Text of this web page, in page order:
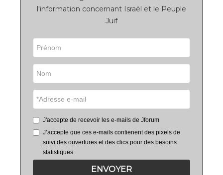
l'information concernant Israël et le Peuple
Juif
J'accepte de recevoir les e-mails de Jforum
J’accepte que ces e-mails contienent des pixels de
suivi des ouvertures et des clics pour des besoins
statistiques
ENVOYER